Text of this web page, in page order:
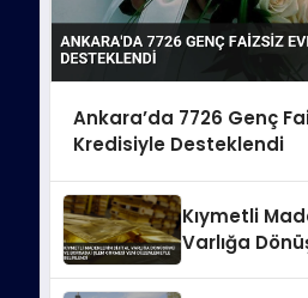
Ankara’da 7726 Genç
Kredisiyle Desteklendi
Kıymetli
Varlığa